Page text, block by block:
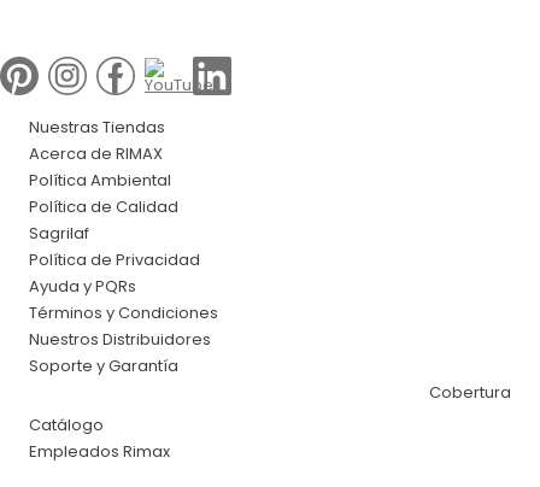
Nuestras Tiendas
Acerca de RIMAX
Política Ambiental
Política de Calidad
Sagrilaf
Política de Privacidad
Ayuda y PQRs
Términos y Condiciones
Nuestros Distribuidores
Soporte y Garantía
Cobertura
Catálogo
Empleados Rimax